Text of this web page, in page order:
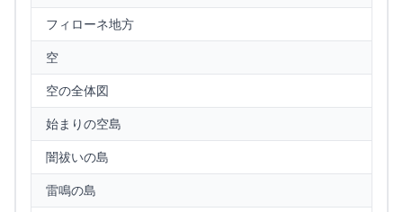
フィローネ地方
空
空の全体図
始まりの空島
闇祓いの島
雷鳴の島